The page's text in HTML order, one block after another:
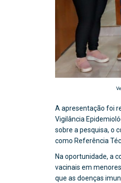
A apresentação foi
Vigilância
sobre a pesquisa, o
como Referência
Na oportunidade, a
vacinais em
que as doenças